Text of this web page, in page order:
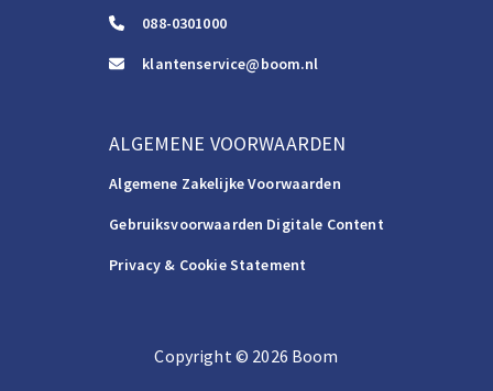
088-0301000
klantenservice@boom.nl
ALGEMENE VOORWAARDEN
Algemene Zakelijke Voorwaarden
Gebruiksvoorwaarden Digitale Content
Privacy & Cookie Statement
Copyright©️ 2026 Boom